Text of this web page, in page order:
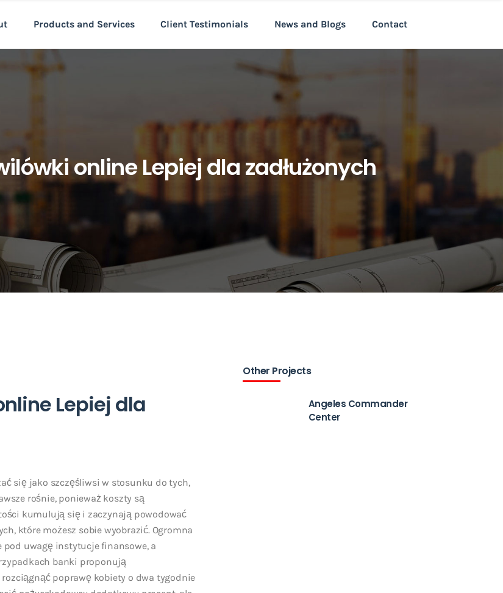
Products and Services Client Testimonials News and Blogs Contact
online Lepiej dla zadłużonych
Lepiej dla
się jako szczęśliwsi w stosunku do tych,
rośnie, ponieważ koszty są
kumulują się i zaczynają powodować
które możesz sobie wyobrazić. Ogromna
pod uwagę instytucje finansowe, a
banki proponują
poprawę kobiety o dwa tygodnie
Other Projects
Angeles Commander
Center